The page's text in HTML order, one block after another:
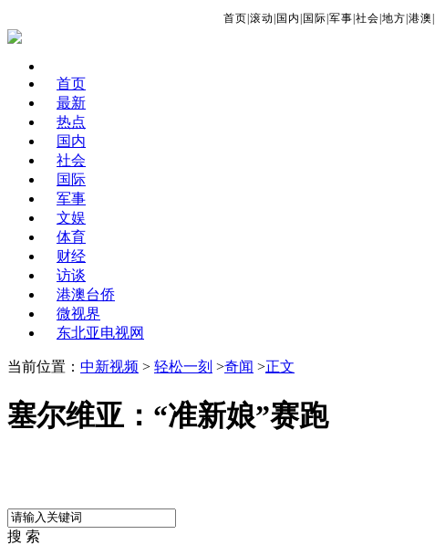
首页 滚动 国内 国际 军事 社会 地方 港澳
首页
最新
热点
国内
社会
国际
军事
文娱
体育
财经
访谈
港澳台侨
微视界
东北亚电视网
当前位置： 中新视频 > 轻松一刻 >奇闻 >正文
塞尔维亚：“准新娘”赛跑
搜 索